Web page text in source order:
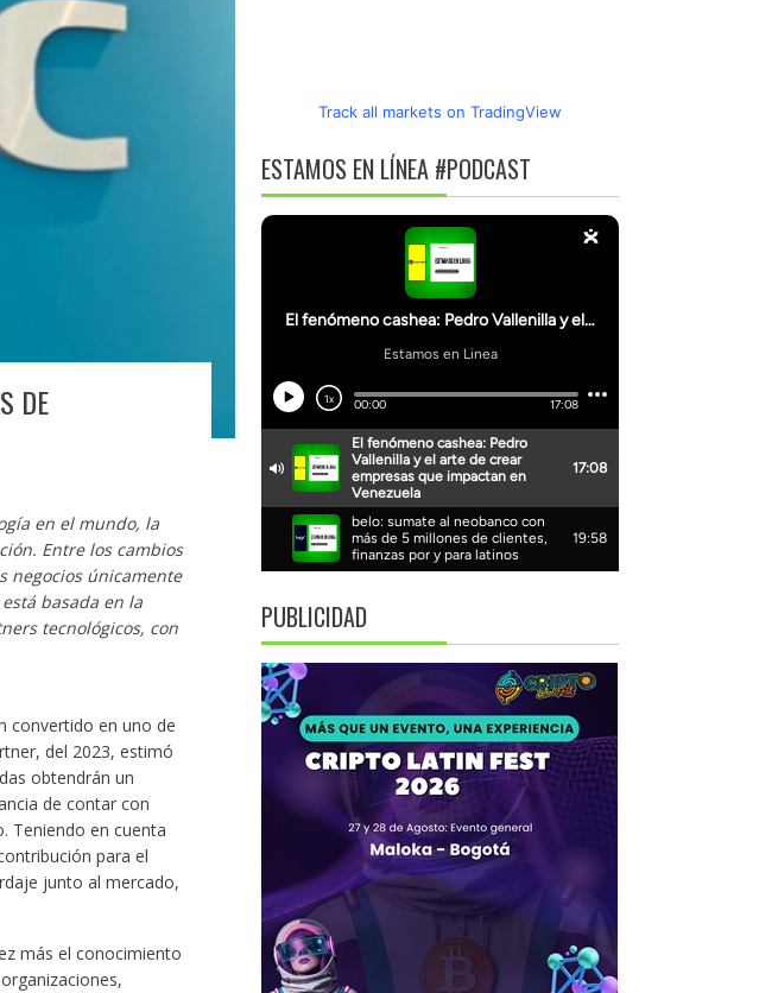
DE
en el mundo, la
Entre los cambios
negocios únicamente
basada en la
tecnológicos, con
convertido en uno de
del 2023, estimó
obtendrán un
de contar con
Teniendo en cuenta
para el
junto al mercado,
más el conocimiento
Track all markets on TradingView
ESTAMOS EN LÍNEA #PODCAST
PUBLICIDAD